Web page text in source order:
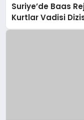
Suriye’de Baas
Kurtlar Vadisi
Oldu